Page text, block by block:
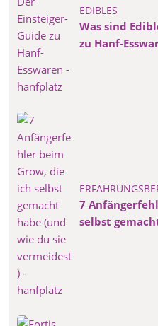
EDIBLES
Was sind
zu Hanf-
7
selbst